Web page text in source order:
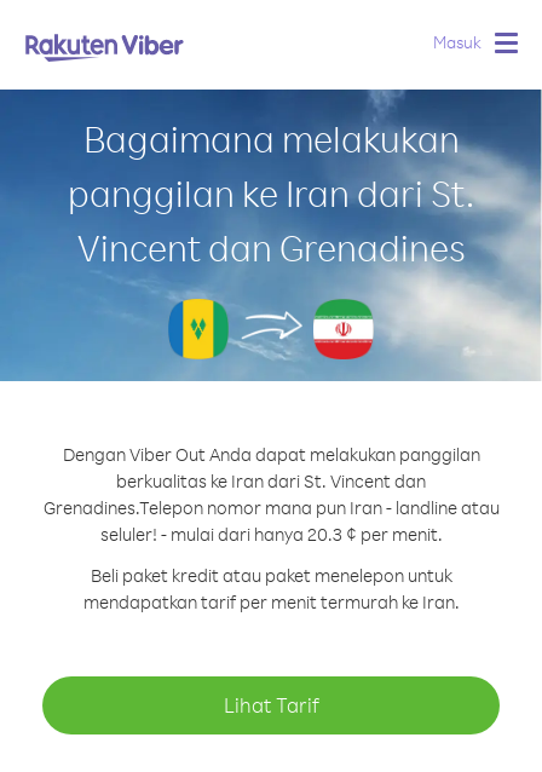
Masuk
Bagaimana melakukan
panggilan ke Iran dari St.
Vincent dan Grenadines
Dengan Viber Out Anda dapat melakukan panggilan
berkualitas ke Iran dari St. Vincent dan
Grenadines.Telepon nomor mana pun Iran - landline atau
seluler! - mulai dari hanya 20.3 ¢ per menit.
Beli paket kredit atau paket menelepon untuk
mendapatkan tarif per menit termurah ke Iran.
Lihat Tarif